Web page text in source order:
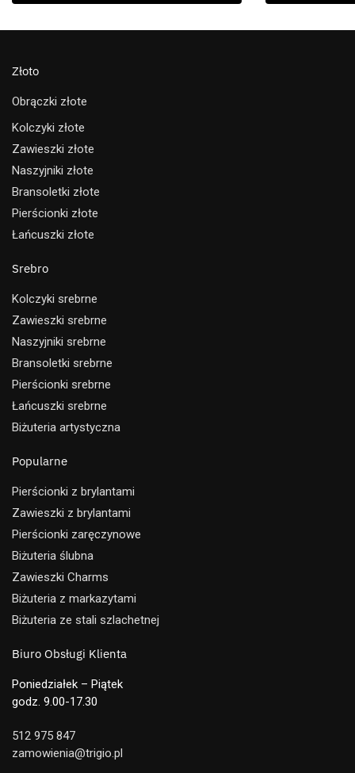
Złoto
Obrączki złote
Kolczyki złote
Zawieszki złote
Naszyjniki złote
Bransoletki złote
Pierścionki złote
Łańcuszki złote
Srebro
Kolczyki srebrne
Zawieszki srebrne
Naszyjniki srebrne
Bransoletki srebrne
Pierścionki srebrne
Łańcuszki srebrne
Biżuteria artystyczna
Popularne
Pierścionki z brylantami
Zawieszki z brylantami
Pierścionki zaręczynowe
Biżuteria ślubna
Zawieszki Charms
Biżuteria z markazytami
Biżuteria ze stali szlachetnej
Biuro Obsługi Klienta
Poniedziałek – Piątek
godz. 9.00-17.30
512 975 847
zamowienia@trigio.pl